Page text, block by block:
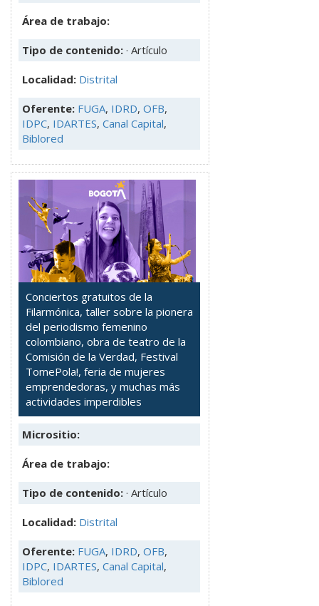
Área de trabajo:
Tipo de contenido: · Artículo
Localidad: Distrital
Oferente: FUGA, IDRD, OFB,
IDPC, IDARTES, Canal Capital,
Biblored
Conciertos gratuitos de la
Filarmónica, taller sobre la pionera
del periodismo femenino
colombiano, obra de teatro de la
Comisión de la Verdad, Festival
TomePola!, feria de mujeres
emprendedoras, y muchas más
actividades imperdibles
Micrositio:
Área de trabajo:
Tipo de contenido: · Artículo
Localidad: Distrital
Oferente: FUGA, IDRD, OFB,
IDPC, IDARTES, Canal Capital,
Biblored